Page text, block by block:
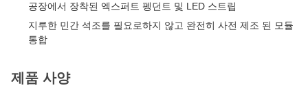
공장에서 장착된 엑스퍼트 펭던트 및 LED 스트립
지루한 민간 석조를 필요로하지 않고 완전히 사전 제조 된 모듈
통합
제품 사양